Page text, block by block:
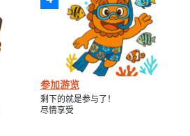
参加游览
剩下的就是参与了！
尽情享受